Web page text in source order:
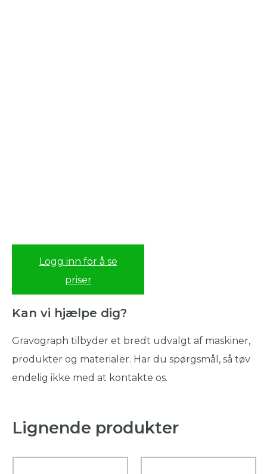
Logg inn for å se
priser
Kan vi hjælpe dig?
Gravograph tilbyder et bredt udvalgt af maskiner,
produkter og materialer. Har du spørgsmål, så tøv
endelig ikke med at kontakte os.
Lignende produkter